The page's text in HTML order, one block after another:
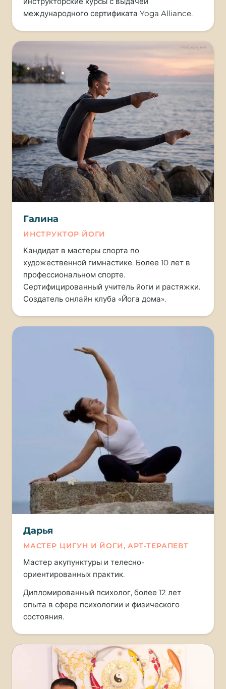
международного сертификата Yoga Alliance.
Галина
ИНСТРУКТОР ЙОГИ
Кандидат в мастеры спорта по
художественной гимнастике. Более 10 лет в
профессиональном спорте.
Сертифицированный учитель йоги и растяжки.
Создатель онлайн клуба «Йога дома».
Дарья
МАСТЕР ЦИГУН И ЙОГИ, АРТ-ТЕРАПЕВТ
Мастер акупунктуры и телесно-
ориентированных практик.
Дипломированный психолог, более 12 лет
опыта в сфере психологии и физического
состояния.